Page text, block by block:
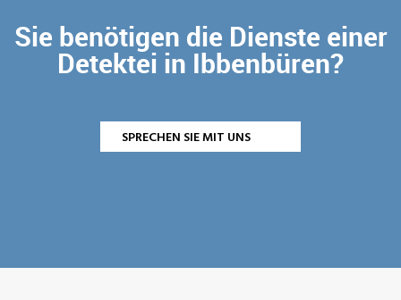
Sie benötigen die Dienste einer
Detektei in Ibbenbüren?
SPRECHEN SIE MIT UNS